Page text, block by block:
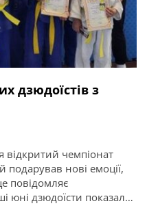
дзюдоїстів з
відкритий чемпіонат
подарував нові емоції,
повідомляє
юні дзюдоїсти показали